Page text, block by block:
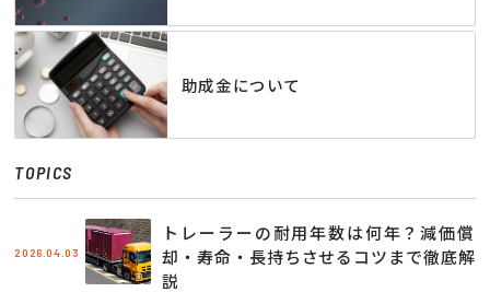
助成金について
TOPICS
2026.04.03
トレーラーの耐用年数は何年？減価償
却・寿命・長持ちさせるコツまで徹底解
説